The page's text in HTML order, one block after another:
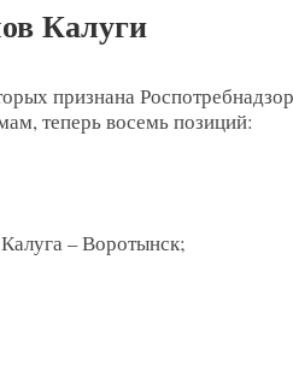
Калуги
признана
теперь восемь позиций:
– Воротынск;